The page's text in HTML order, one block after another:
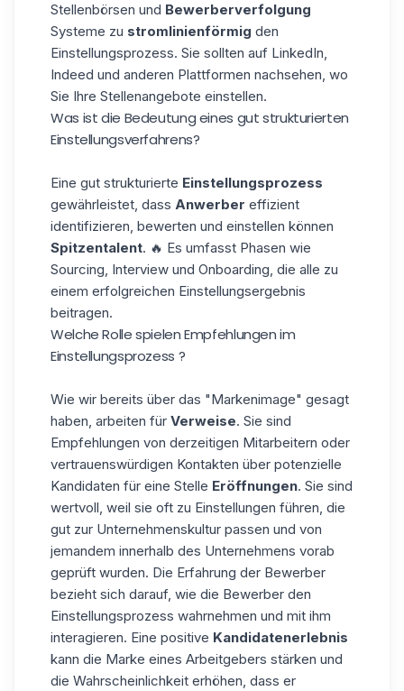
Stellenbörsen und Bewerberverfolgung
Systeme zu stromlinienförmig den
Einstellungsprozess. Sie sollten auf LinkedIn,
Indeed und anderen Plattformen nachsehen, wo
Sie Ihre Stellenangebote einstellen.
Was ist die Bedeutung eines gut strukturierten
Einstellungsverfahrens?
Eine gut strukturierte Einstellungsprozess
gewährleistet, dass Anwerber effizient
identifizieren, bewerten und einstellen können
Spitzentalent. 🔥 Es umfasst Phasen wie
Sourcing, Interview und Onboarding, die alle zu
einem erfolgreichen Einstellungsergebnis
beitragen.
Welche Rolle spielen Empfehlungen im
Einstellungsprozess ?
Wie wir bereits über das "Markenimage" gesagt
haben, arbeiten für Verweise. Sie sind
Empfehlungen von derzeitigen Mitarbeitern oder
vertrauenswürdigen Kontakten über potenzielle
Kandidaten für eine Stelle Eröffnungen. Sie sind
wertvoll, weil sie oft zu Einstellungen führen, die
gut zur Unternehmenskultur passen und von
jemandem innerhalb des Unternehmens vorab
geprüft wurden. Die Erfahrung der Bewerber
bezieht sich darauf, wie die Bewerber den
Einstellungsprozess wahrnehmen und mit ihm
interagieren. Eine positive Kandidatenerlebnis
kann die Marke eines Arbeitgebers stärken und
die Wahrscheinlichkeit erhöhen, dass er